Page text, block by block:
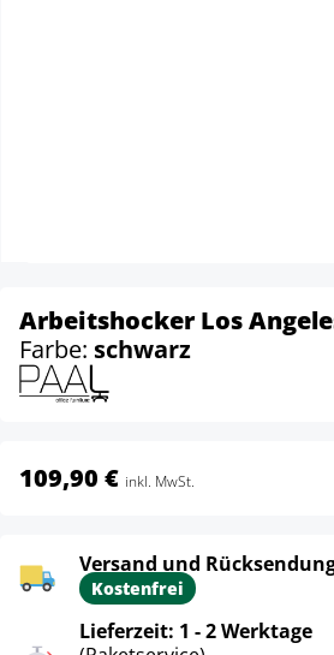
Arbeitshocker Los
Farbe: schwarz
109,90 € inkl. MwSt.
Versand und
Kostenfrei
Lieferzeit: 1 - 2 Werktage